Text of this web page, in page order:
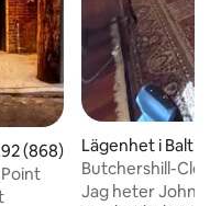
av 5 i genomsnittligt
(868)
Lägenhet i
Butchershill-
parkering, intill
Jag heter John S